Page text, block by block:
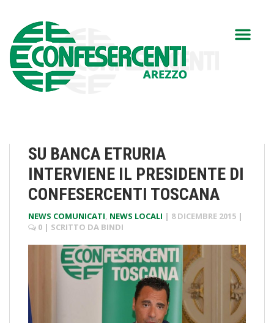
SU BANCA ETRURIA
INTERVIENE IL PRESIDENTE DI
CONFESERCENTI TOSCANA
NEWS COMUNICATI, NEWS LOCALI | 8 DICEMBRE 2015 |
0 | SCRITTO DA BINDI